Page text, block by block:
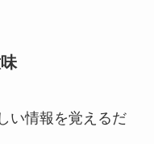
い情報を覚えるだ